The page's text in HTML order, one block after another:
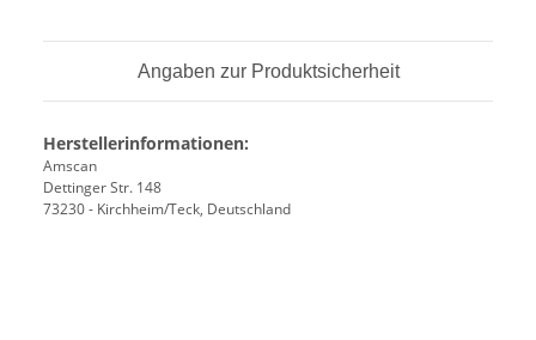
Angaben zur Produktsicherheit
Herstellerinformationen:
Amscan
Dettinger Str. 148
73230 - Kirchheim/Teck, Deutschland